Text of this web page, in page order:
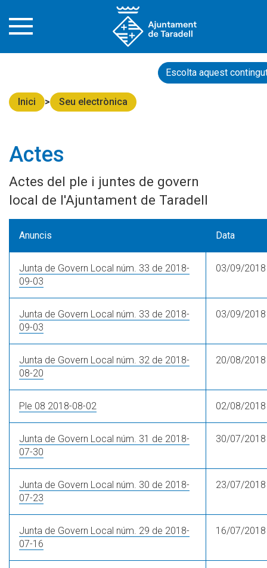
Escolta aquest
Inici Seu electrònica
Actes
Actes del ple i juntes de govern
local de l'Ajuntament de Taradell
Anuncis Data
Junta de Govern Local núm. 33 de 2018-
09-03
03/09/2018
Junta de Govern Local núm. 33 de 2018-
09-03
03/09/2018
Junta de Govern Local núm. 32 de 2018-
08-20
20/08/2018
Ple 08 2018-08-02 02/08/2018
Junta de Govern Local núm. 31 de 2018-
07-30
30/07/2018
Junta de Govern Local núm. 30 de 2018-
07-23
23/07/2018
Junta de Govern Local núm. 29 de 2018-
07-16
16/07/2018